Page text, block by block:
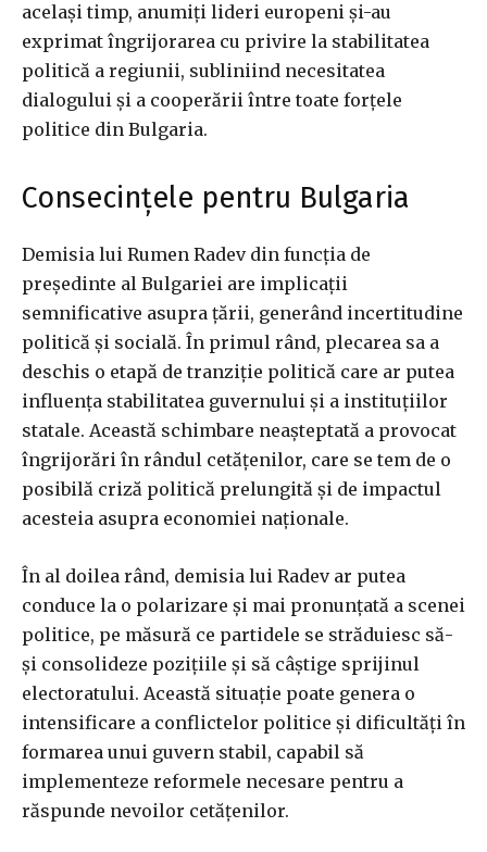
același timp, anumiți lideri europeni și-au
exprimat îngrijorarea cu privire la stabilitatea
politică a regiunii, subliniind necesitatea
dialogului și a cooperării între toate forțele
politice din Bulgaria.
Consecințele pentru Bulgaria
Demisia lui Rumen Radev din funcția de
președinte al Bulgariei are implicații
semnificative asupra țării, generând incertitudine
politică și socială. În primul rând, plecarea sa a
deschis o etapă de tranziție politică care ar putea
influența stabilitatea guvernului și a instituțiilor
statale. Această schimbare neașteptată a provocat
îngrijorări în rândul cetățenilor, care se tem de o
posibilă criză politică prelungită și de impactul
acesteia asupra economiei naționale.
În al doilea rând, demisia lui Radev ar putea
conduce la o polarizare și mai pronunțată a scenei
politice, pe măsură ce partidele se străduiesc să-
și consolideze pozițiile și să câștige sprijinul
electoratului. Această situație poate genera o
intensificare a conflictelor politice și dificultăți în
formarea unui guvern stabil, capabil să
implementeze reformele necesare pentru a
răspunde nevoilor cetățenilor.